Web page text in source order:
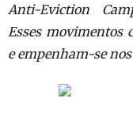
Anti-Eviction
Esses movimentos
e empenham-se